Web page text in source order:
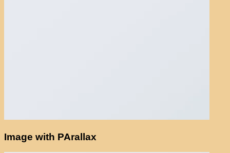
Image with PArallax